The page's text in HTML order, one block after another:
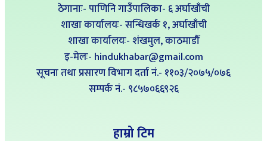
ठेगानाः- पाणिनि गाउँपालिका- ६ अर्घाखाँची
शाखा कार्यालयः- सन्धिखर्क १, अर्घाखाँची
शाखा कार्यालयः- शंखमुल, काठमाडौँ
इ-मेलः- hindukhabar@gmail.com
सूचना तथा प्रसारण विभाग दर्ता नं.- ११०३/२०७५/०७६
सम्पर्क नं‍.- ९८५७०६६९२६
हाम्रो टिम